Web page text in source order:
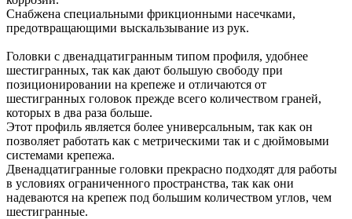
Снабжена специальными фрикционными насечками,
предотвращающими выскальзывание из рук.
Головки с двенадцатигранным типом профиля, удобнее
шестигранных, так как дают большую свободу при
позиционировании на крепеже и отличаются от
шестигранных головок прежде всего количеством граней,
которых в два раза больше.
Этот профиль является более универсальным, так как он
позволяет работать как с метрическими так и с дюймовыми
системами крепежа.
Двенадцатигранные головки прекрасно подходят для работы
в условиях ограниченного пространства, так как они
надеваются на крепеж под большим количеством углов, чем
шестигранные.